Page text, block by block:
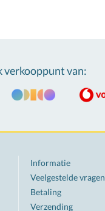
verkooppunt van:
Informatie
Veelgestelde vragen
Betaling
Verzending